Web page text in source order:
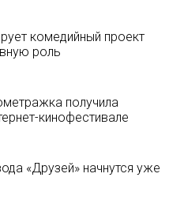
комедийный проект
роль
получила
кинофестивале
«Друзей» начнутся уже